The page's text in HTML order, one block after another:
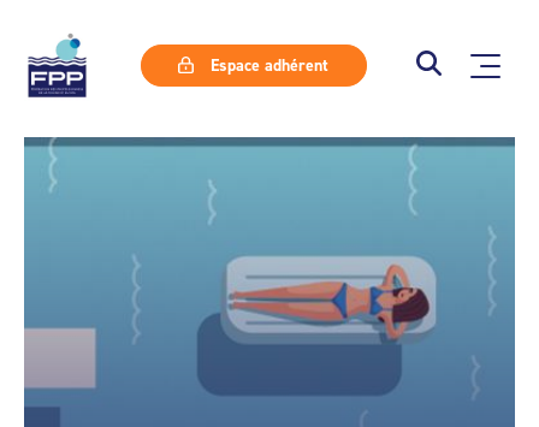
Espace adhérent